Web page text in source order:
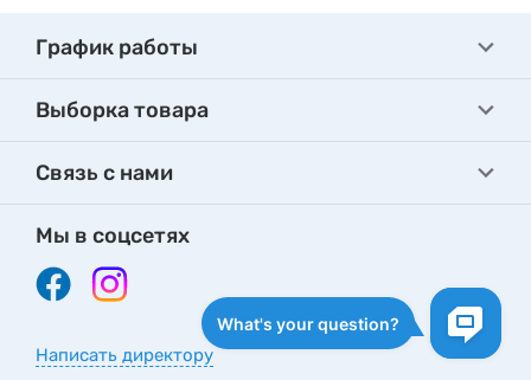
График работы
Выборка товара
Связь с нами
Мы в соцсетях
Написать директору